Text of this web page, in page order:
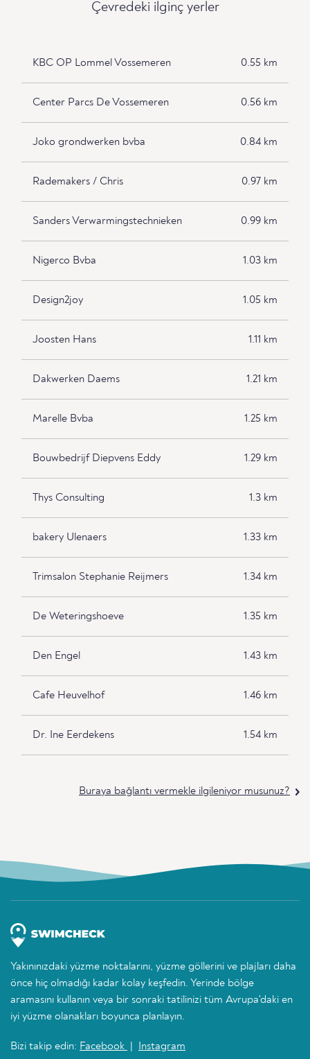
Çevredeki ilginç yerler
KBC OP Lommel Vossemeren 0.55 km
Center Parcs De Vossemeren 0.56 km
Joko grondwerken bvba 0.84 km
Rademakers / Chris 0.97 km
Sanders Verwarmingstechnieken 0.99 km
Nigerco Bvba 1.03 km
Design2joy 1.05 km
Joosten Hans 1.11 km
Dakwerken Daems 1.21 km
Marelle Bvba 1.25 km
Bouwbedrijf Diepvens Eddy 1.29 km
Thys Consulting 1.3 km
bakery Ulenaers 1.33 km
Trimsalon Stephanie Reijmers 1.34 km
De Weteringshoeve 1.35 km
Den Engel 1.43 km
Cafe Heuvelhof 1.46 km
Dr. Ine Eerdekens 1.54 km
Buraya bağlantı vermekle ilgileniyor musunuz?
Yakınınızdaki yüzme noktalarını, yüzme göllerini ve plajları daha
önce hiç olmadığı kadar kolay keşfedin. Yerinde bölge
aramasını kullanın veya bir sonraki tatilinizi tüm Avrupa'daki en
iyi yüzme olanakları boyunca planlayın.
Bizi takip edin: Facebook Instagram